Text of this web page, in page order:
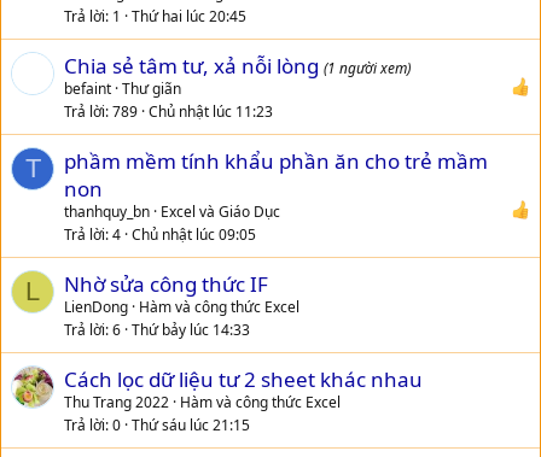
Trả lời 1 Thứ hai lúc 20:45
Chia sẻ tâm tư, xả nỗi lòng (1 người xem)
befaint Thư giãn
Trả lời 789 Chủ nhật lúc 11:23
T
phầm mềm tính khẩu phần ăn cho trẻ mầm
non
thanhquy_bn Excel và Giáo Dục
Trả lời 4 Chủ nhật lúc 09:05
L Nhờ sửa công thức IF
LienDong Hàm và công thức Excel
Trả lời 6 Thứ bảy lúc 14:33
Cách lọc dữ liệu tư 2 sheet khác nhau
Thu Trang 2022 Hàm và công thức Excel
Trả lời 0 Thứ sáu lúc 21:15